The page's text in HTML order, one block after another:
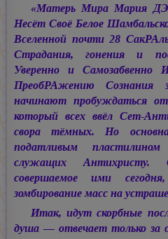
«Матерь Мира Мария
Несёт Своё Белое
Вселенной почти 28
Страдания, гонения и
Уверенно и
ПреобРАжению Сознания
начинают пробуждаться
который всех ввёл Сет-
свора тёмных. Но
податливым
служащих Антихристу.
совершаемое ими
зомбирование масс на
Итак, идут скорбные
душа — отвечает только за